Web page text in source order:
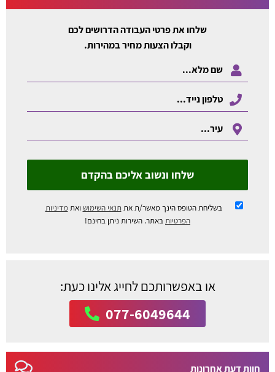
שלחו את פרטי העבודה הדרושים לכם
וקבלו הצעות מחיר במהירות.
שלחו ונשוב אליכם בהקדם
בשליחת הטופס הינך מאשר/ת את תנאי השימוש ואתמדיניות
הפרטיותבאתר. השירות ניתן בחינם!
או באפשרותכם לחייג אלינו כעת:
077-6049644
חוות דעת אחרונות